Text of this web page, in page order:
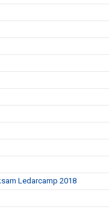
Ledarcamp 2018